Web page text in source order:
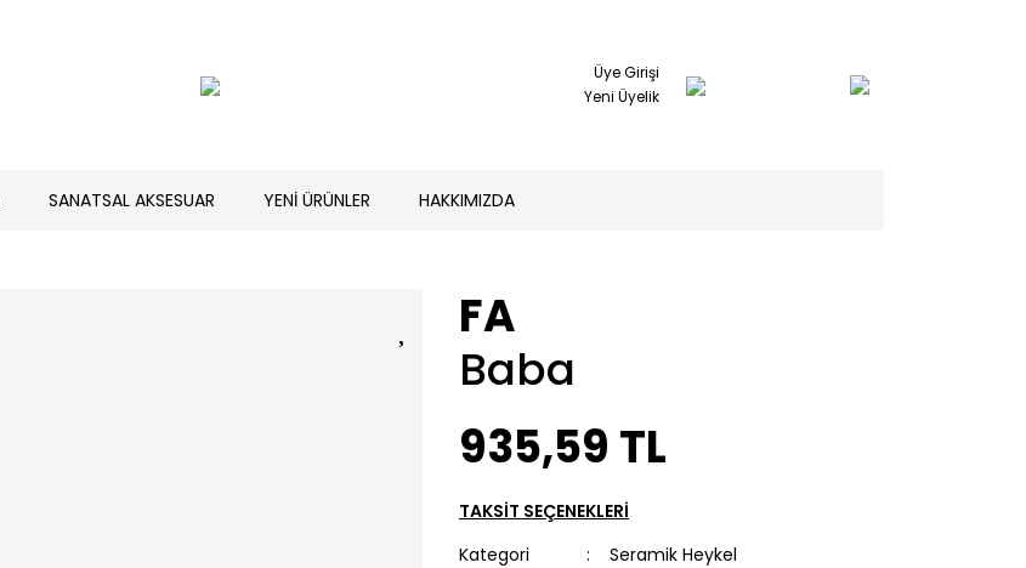
Üye Girişi
Yeni Üyelik
SANATSAL AKSESUAR YENİ ÜRÜNLER HAKKIMIZDA
FA
Baba
935,59 TL
TAKSİT SEÇENEKLERİ
Kategori
Seramik Heykel